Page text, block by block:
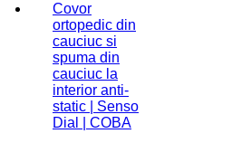
Covor
ortopedic din
cauciuc si
spuma din
cauciuc la
interior anti-
static | Senso
Dial | COBA